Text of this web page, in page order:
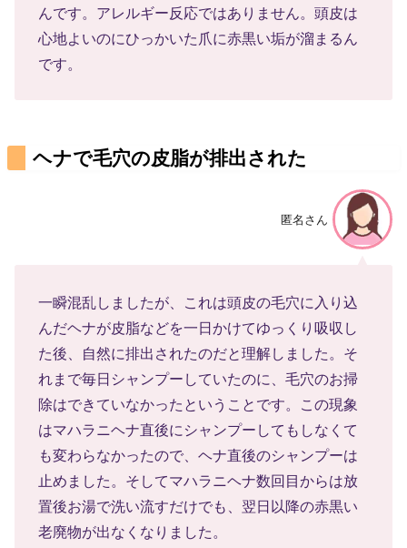
んです。アレルギー反応ではありません。頭皮は
心地よいのにひっかいた爪に赤黒い垢が溜まるん
です。
ヘナで毛穴の皮脂が排出された
匿名さん
一瞬混乱しましたが、これは頭皮の毛穴に入り込
んだヘナが皮脂などを一日かけてゆっくり吸収し
た後、自然に排出されたのだと理解しました。そ
れまで毎日シャンプーしていたのに、毛穴のお掃
除はできていなかったということです。この現象
はマハラニヘナ直後にシャンプーしてもしなくて
も変わらなかったので、ヘナ直後のシャンプーは
止めました。そしてマハラニヘナ数回目からは放
置後お湯で洗い流すだけでも、翌日以降の赤黒い
老廃物が出なくなりました。